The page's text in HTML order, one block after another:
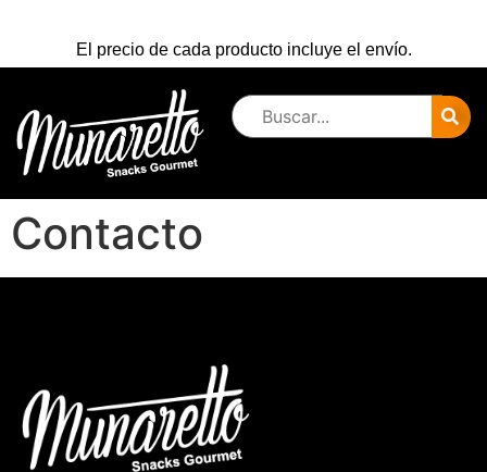
El precio de cada producto incluye el envío.
Contacto